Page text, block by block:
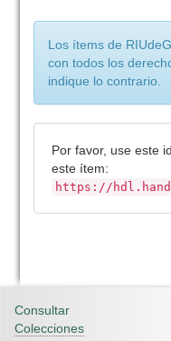
Los ítems de
con todos los
indique lo contrario.
Por favor, use este
este ítem:
https://
Consultar
Colecciones